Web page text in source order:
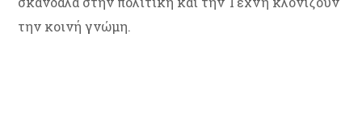
την κοινή γνώμη.